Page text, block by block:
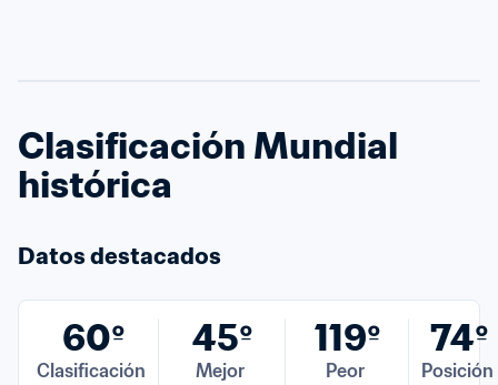
Clasificación Mundial
histórica
Datos destacados
60º
Clasificación
45º
Mejor
119º
Peor
74º
Posición